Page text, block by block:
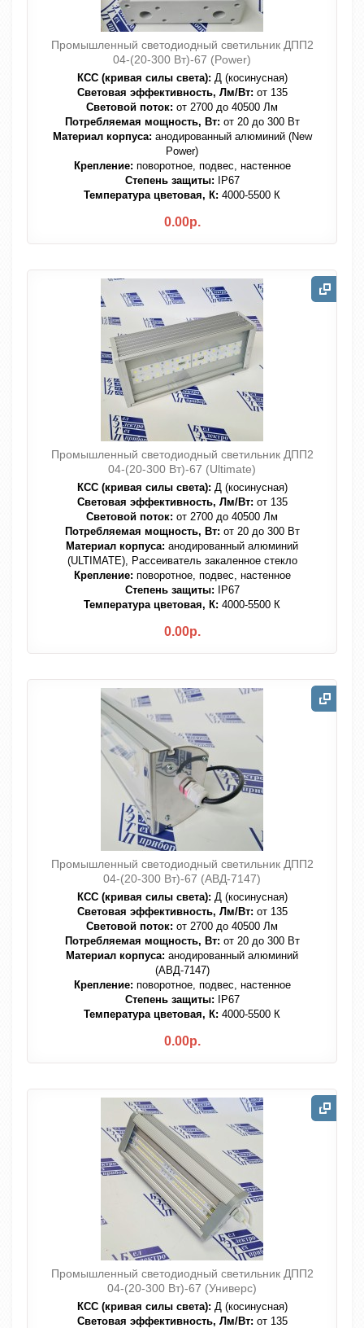
Промышленный светодиодный светильник ДПП2
04-(20-300 Вт)-67 (Power)
КСС (кривая силы света): Д (косинусная)
Световая эффективность, Лм/Вт: от 135
Световой поток: от 2700 до 40500 Лм
Потребляемая мощность, Вт: от 20 до 300 Вт
Материал корпуса: анодированный алюминий (New
Power)
Крепление: поворотное, подвес, настенное
Степень защиты: IP67
Температура цветовая, К: 4000-5500 К
0.00р.
Промышленный светодиодный светильник ДПП2
04-(20-300 Вт)-67 (Ultimate)
КСС (кривая силы света): Д (косинусная)
Световая эффективность, Лм/Вт: от 135
Световой поток: от 2700 до 40500 Лм
Потребляемая мощность, Вт: от 20 до 300 Вт
Материал корпуса: анодированный алюминий
(ULTIMATE), Рассеиватель закаленное стекло
Крепление: поворотное, подвес, настенное
Степень защиты: IP67
Температура цветовая, К: 4000-5500 К
0.00р.
Промышленный светодиодный светильник ДПП2
04-(20-300 Вт)-67 (АВД-7147)
КСС (кривая силы света): Д (косинусная)
Световая эффективность, Лм/Вт: от 135
Световой поток: от 2700 до 40500 Лм
Потребляемая мощность, Вт: от 20 до 300 Вт
Материал корпуса: анодированный алюминий
(АВД-7147)
Крепление: поворотное, подвес, настенное
Степень защиты: IP67
Температура цветовая, К: 4000-5500 К
0.00р.
Промышленный светодиодный светильник ДПП2
04-(20-300 Вт)-67 (Универс)
КСС (кривая силы света): Д (косинусная)
Световая эффективность, Лм/Вт: от 135